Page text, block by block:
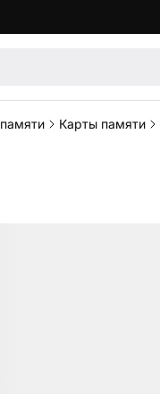
Карты памяти